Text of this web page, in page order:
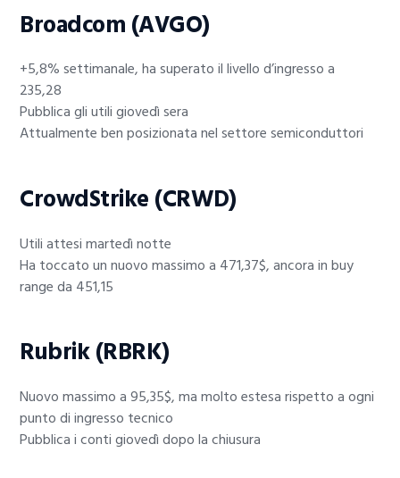
Broadcom (AVGO)
+5,8% settimanale, ha superato il livello d’ingresso a
235,28
Pubblica gli utili giovedì sera
Attualmente ben posizionata nel settore semiconduttori
CrowdStrike (CRWD)
Utili attesi martedì notte
Ha toccato un nuovo massimo a 471,37$, ancora in buy
range da 451,15
Rubrik (RBRK)
Nuovo massimo a 95,35$, ma molto estesa rispetto a ogni
punto di ingresso tecnico
Pubblica i conti giovedì dopo la chiusura